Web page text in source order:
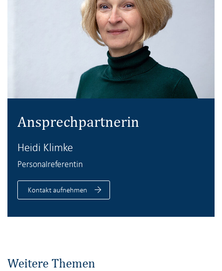
Ansprechpartnerin
Heidi Klimke
Personalreferentin
Kontakt aufnehmen
Weitere Themen